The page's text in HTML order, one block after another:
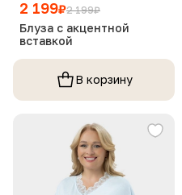
2 199₽2 199₽
Блуза с акцентной
вставкой
В корзину